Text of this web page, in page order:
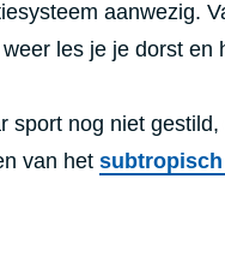
aanwezig.
les je je dorst en
sport nog niet
van het